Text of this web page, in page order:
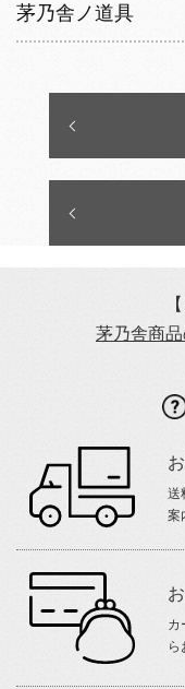
茅乃舎ノ道具
茅乃舎商
送
案
カ
ら